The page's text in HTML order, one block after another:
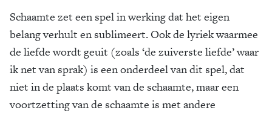
Schaamte zet een spel in werking dat het eigen
belang verhult en sublimeert. Ook de lyriek waarmee
de liefde wordt geuit (zoals ‘de zuiverste liefde’ waar
ik net van sprak) is een onderdeel van dit spel, dat
niet in de plaats komt van de schaamte, maar een
voortzetting van de schaamte is met andere